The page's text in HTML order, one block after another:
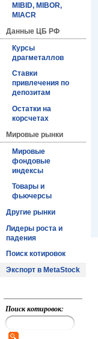
MIBID, MIBOR,
MIACR
Данные ЦБ РФ
Курсы
драгметаллов
Ставки
привлечения по
депозитам
Остатки на
корсчетах
Мировые рынки
Мировые
фондовые
индексы
Товары и
фьючерсы
Другие рынки
Лидеры роста и
падения
Поиск котировок
Экспорт в MetaStock
Поиск котировок: